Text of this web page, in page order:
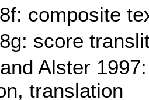
composite
score
Alster
translation